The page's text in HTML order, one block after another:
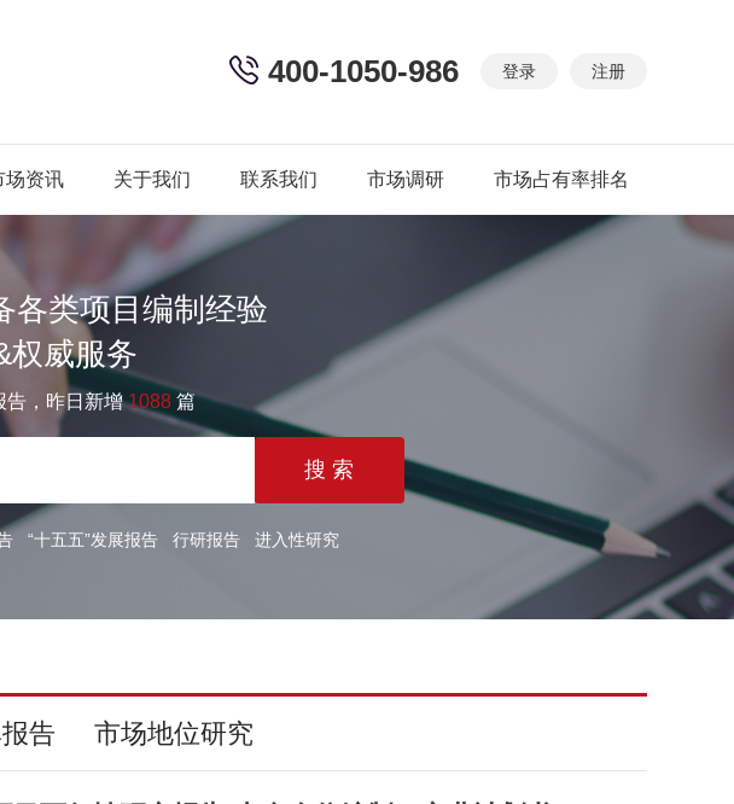
登录 注册
400-1050-986
场资讯 关于我们 联系我们 市场调研 市场占有率排名
各类项目编制经验
权威服务
告，昨日新增1088篇
“十五五”发展报告 行研报告 进入性研究
告 市场地位研究